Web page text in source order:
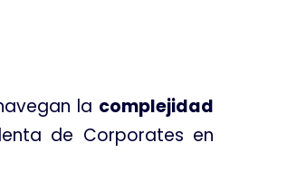
la complejidad
de Corporates en